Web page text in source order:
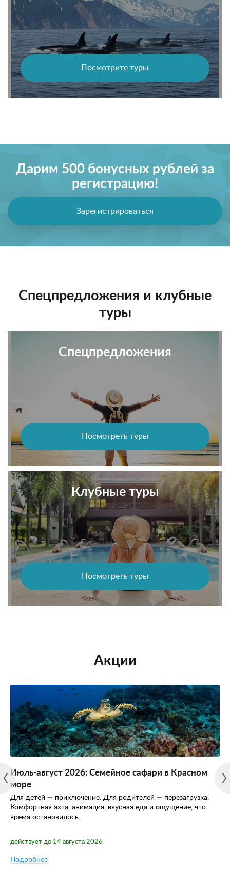
Посмотрите туры
Дарим 500 бонусных рублей за
регистрацию!
Зарегистрироваться
Спецпредложения и клубные
туры
Спецпредложения
Посмотреть туры
Клубные туры
Посмотреть туры
Акции
Июль-август 2026: Семейное сафари в Красном
море
Для детей — приключение. Для родителей — перезагрузка.
Комфортная яхта, анимация, вкусная еда и ощущение, что
время остановилось.
действует до 14 августа 2026
Подробнее